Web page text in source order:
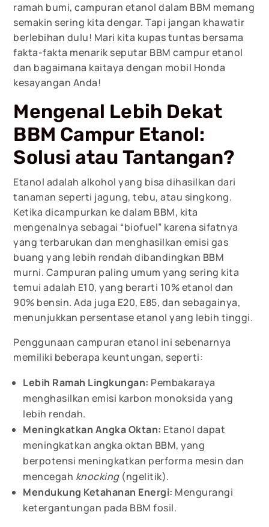
ramah bumi, campuran etanol dalam BBM memang
semakin sering kita dengar. Tapi jangan khawatir
berlebihan dulu! Mari kita kupas tuntas bersama
fakta-fakta menarik seputar BBM campur etanol
dan bagaimana kaitaya dengan mobil Honda
kesayangan Anda!
Mengenal Lebih Dekat
BBM Campur Etanol:
Solusi atau Tantangan?
Etanol adalah alkohol yang bisa dihasilkan dari
tanaman seperti jagung, tebu, atau singkong.
Ketika dicampurkan ke dalam BBM, kita
mengenalnya sebagai “biofuel” karena sifatnya
yang terbarukan dan menghasilkan emisi gas
buang yang lebih rendah dibandingkan BBM
murni. Campuran paling umum yang sering kita
temui adalah E10, yang berarti 10% etanol dan
90% bensin. Ada juga E20, E85, dan sebagainya,
menunjukkan persentase etanol yang lebih tinggi.
Penggunaan campuran etanol ini sebenarnya
memiliki beberapa keuntungan, seperti:
Lebih Ramah Lingkungan: Pembakaraya
menghasilkan emisi karbon monoksida yang
lebih rendah.
Meningkatkan Angka Oktan: Etanol dapat
meningkatkan angka oktan BBM, yang
berpotensi meningkatkan performa mesin dan
mencegah knocking(ngelitik).
Mendukung Ketahanan Energi: Mengurangi
ketergantungan pada BBM fosil.